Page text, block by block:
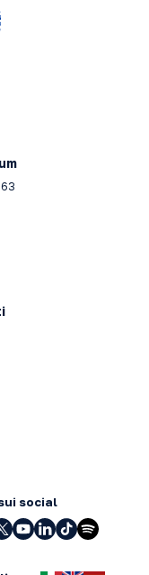
social